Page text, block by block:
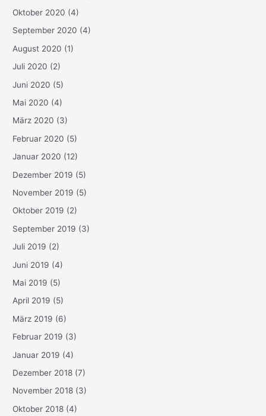
Oktober 2020 (4)
September 2020 (4)
August 2020 (1)
Juli 2020 (2)
Juni 2020 (5)
Mai 2020 (4)
März 2020 (3)
Februar 2020 (5)
Januar 2020 (12)
Dezember 2019 (5)
November 2019 (5)
Oktober 2019 (2)
September 2019 (3)
Juli 2019 (2)
Juni 2019 (4)
Mai 2019 (5)
April 2019 (5)
März 2019 (6)
Februar 2019 (3)
Januar 2019 (4)
Dezember 2018 (7)
November 2018 (3)
Oktober 2018 (4)